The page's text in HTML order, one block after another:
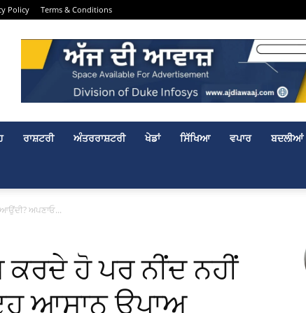
Policy Terms & Conditions
ਰਾਸ਼ਟਰੀ ਅੰਤਰਰਾਸ਼ਟਰੀ ਖੇਡਾਂ ਸਿੱਖਿਆ ਵਪਾਰ ਬਦਲੀਆਂ
ਅਪਣਾਓ...
ਕਰਦੇ ਹੋ ਪਰ ਨੀਂਦ ਨਹੀਂ
ਆਸਾਨ ਉਪਾਅ